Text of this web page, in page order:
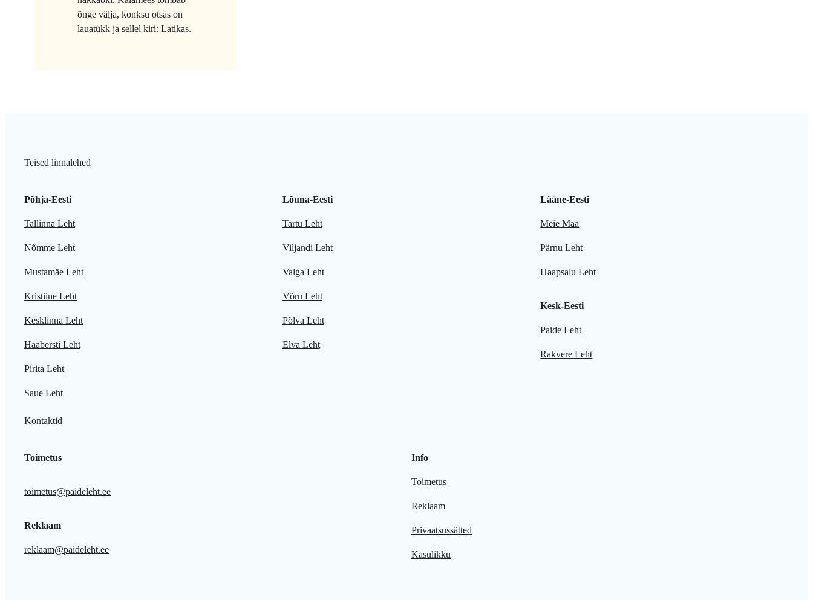
õnge välja, konksu otsas on
lauatükk ja sellel kiri: Latikas.
Teised linnalehed
Põhja-Eesti
Tallinna Leht
Nõmme Leht
Mustamäe Leht
Kristiine Leht
Kesklinna Leht
Haabersti Leht
Pirita Leht
Saue Leht
Lõuna-Eesti
Tartu Leht
Viljandi Leht
Valga Leht
Võru Leht
Põlva Leht
Elva Leht
Lääne-Eesti
Meie Maa
Pärnu Leht
Haapsalu Leht
Kesk-Eesti
Paide Leht
Rakvere Leht
Kontaktid
Toimetus
toimetus@paideleht.ee
Reklaam
reklaam@paideleht.ee
Info
Toimetus
Reklaam
Privaatsussätted
Kasulikku